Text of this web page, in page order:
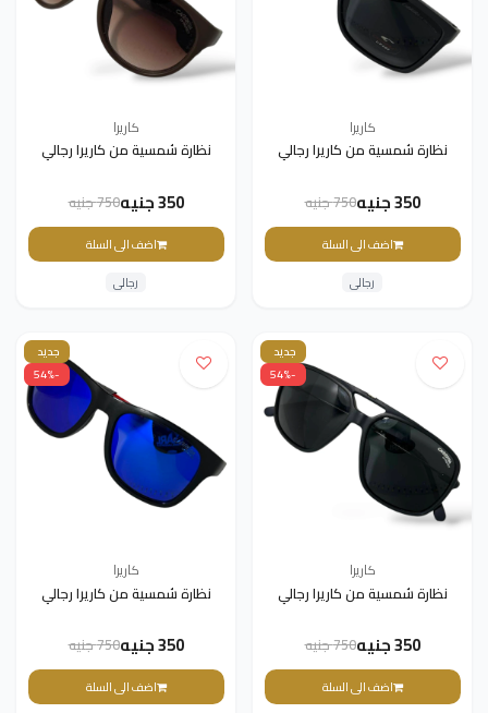
كاريرا
نظارة شمسية من كاريرا رجالي
350 جنيه 750 جنيه
اضف الى السلة
رجالى
كاريرا
نظارة شمسية من كاريرا رجالي
350 جنيه 750 جنيه
اضف الى السلة
رجالى
جديد
-54%
كاريرا
نظارة شمسية من كاريرا رجالي
350 جنيه 750 جنيه
اضف الى السلة
جديد
-54%
كاريرا
نظارة شمسية من كاريرا رجالي
350 جنيه 750 جنيه
اضف الى السلة